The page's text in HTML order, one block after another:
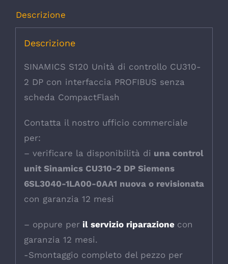
Descrizione
Descrizione
SINAMICS S120 Unità di controllo CU310-
2 DP con interfaccia PROFIBUS senza
scheda CompactFlash
Contatta il nostro ufficio commerciale
per:
– verificare la disponibilità di una control
unit Sinamics CU310-2 DP Siemens
6SL3040-1LA00-0AA1 nuova o revisionata
con garanzia 12 mesi
– oppure peril servizio riparazione con
garanzia 12 mesi.
-Smontaggio completo del pezzo per